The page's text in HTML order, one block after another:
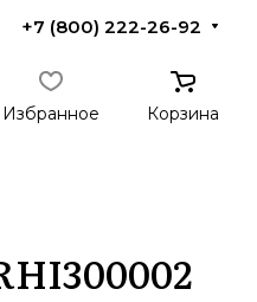
+7 (800) 222-26-92
Избранное Корзина